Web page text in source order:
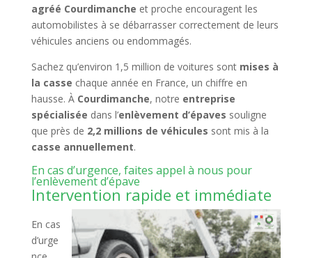
agréé Courdimanche et proche encouragent les
automobilistes à se débarrasser correctement de leurs
véhicules anciens ou endommagés.
Sachez qu’environ 1,5 million de voitures sont mises à
la casse chaque année en France, un chiffre en
hausse. À Courdimanche, notre entreprise
spécialisée dans l’enlèvement d’épaves souligne
que près de 2,2 millions de véhicules sont mis à la
casse annuellement.
En cas d’urgence, faites appel à nous pour
l’enlèvement d’épave
Intervention rapide et immédiate
En cas
d’urge